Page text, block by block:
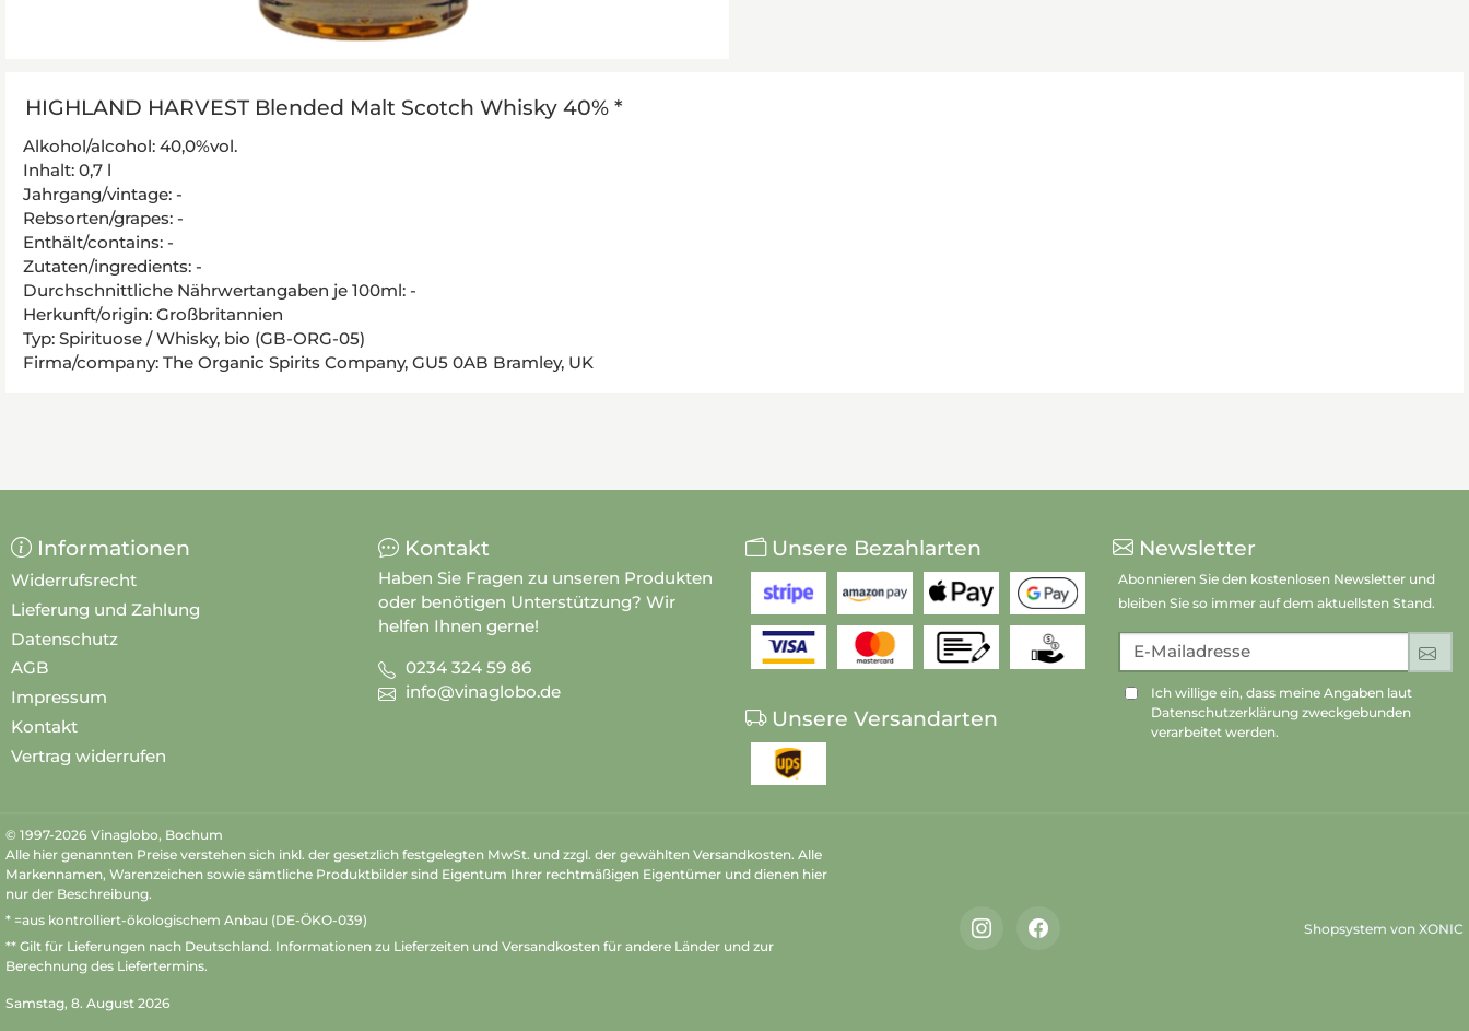
HIGHLAND HARVEST Blended Malt Scotch Whisky 40% *
Alkohol/alcohol: 40,0%vol.
Inhalt: 0,7 l
Jahrgang/vintage: -
Rebsorten/grapes: -
Enthält/contains: -
Zutaten/ingredients: -
Durchschnittliche Nährwertangaben je 100ml: -
Herkunft/origin: Großbritannien
Typ: Spirituose / Whisky, bio (GB-ORG-05)
Firma/company: The Organic Spirits Company, GU5 0AB Bramley, UK
Informationen
Widerrufsrecht
Lieferung und Zahlung
Datenschutz
AGB
Impressum
Kontakt
Vertrag widerrufen
Kontakt
Haben Sie Fragen zu unseren Produkten
oder benötigen Unterstützung? Wir
helfen Ihnen gerne!
0234 324 59 86
info@vinaglobo.de
Unsere Bezahlarten
Unsere Versandarten
Newsletter
Abonnieren Sie den kostenlosen Newsletter und
bleiben Sie so immer auf dem aktuellsten Stand.
E-Mailadresse
Ich willige ein, dass meine Angaben laut
Datenschutzerklärung zweckgebunden
verarbeitet werden.
© 1997-2026 Vinaglobo, Bochum
Alle hier genannten Preise verstehen sich inkl. der gesetzlich festgelegten MwSt. und zzgl. der gewählten Versandkosten. Alle
Markennamen, Warenzeichen sowie sämtliche Produktbilder sind Eigentum Ihrer rechtmäßigen Eigentümer und dienen hier
nur der Beschreibung.
* =aus kontrolliert-ökologischem Anbau (DE-ÖKO-039)
** Gilt für Lieferungen nach Deutschland. Informationen zu Lieferzeiten und Versandkosten für andere Länder und zur
Berechnung des Liefertermins.
Samstag, 8. August 2026
InstagramFacebook Shopsystem von XONIC